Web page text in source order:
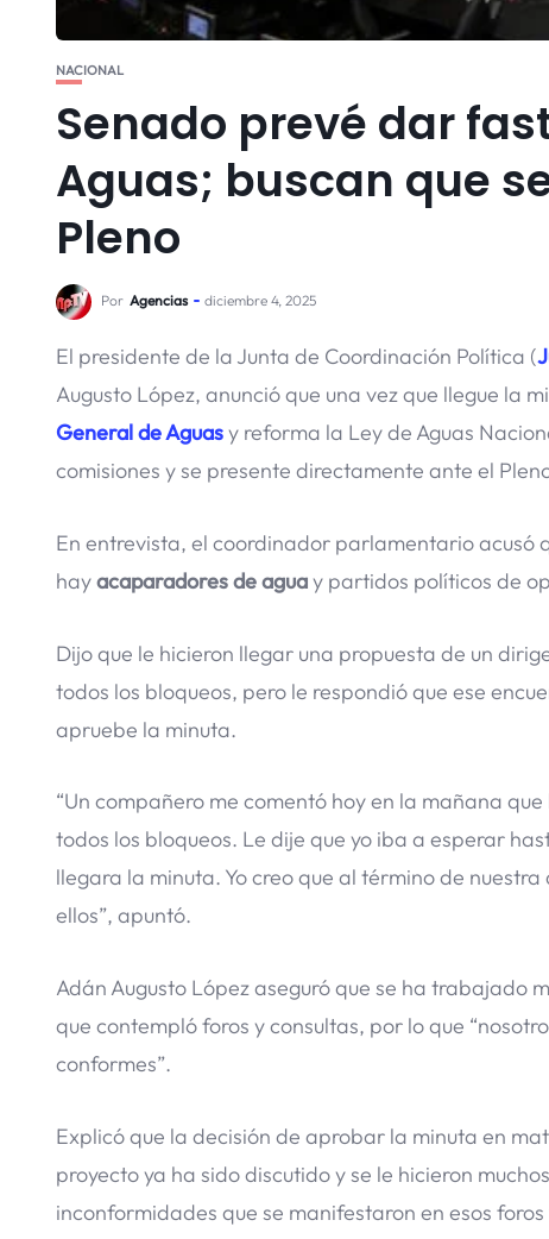
NACIONAL
Senado prevé dar
Aguas; buscan que
Pleno
Por Agencias diciembre 4, 2025
El presidente de la Junta de Coordinación Política (
Augusto López, anunció que una vez que llegue la
General de Aguasy reforma la Ley de Aguas
comisiones y se presente directamente ante el
En entrevista, el coordinador parlamentario acusó
hayacaparadores de aguay partidos políticos de
Dijo que le hicieron llegar una propuesta de un
todos los bloqueos, pero le respondió que ese
apruebe la minuta.
“Un compañero me comentó hoy en la mañana
todos los bloqueos. Le dije que yo iba a esperar
llegara la minuta. Yo creo que al término de
ellos”, apuntó.
Adán Augusto López aseguró que se ha trabajado
que contempló foros y consultas, por lo que
conformes”.
Explicó que la decisión de aprobar la minuta en
proyecto ya ha sido discutido y se le hicieron
inconformidades que se manifestaron en esos